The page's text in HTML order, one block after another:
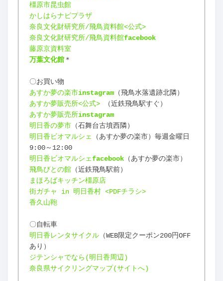
橿原市昆虫館
かしはらナビプラザ
奈良文化財研究所/飛鳥資料館<公式>
奈良文化財研究所/飛鳥資料館facebook
藤原京資料室
万葉文化館 ＊
〇お買い物
あすか夢の楽市instagram （飛鳥水落遺跡北隣）
あすか夢販売所<公式> （近鉄飛鳥駅すぐ）
あすか夢販売所instagram
明日香の夢市 （石舞台古墳西隣）
明日香ビオマルシェ
（あすか夢の楽市）毎週金曜日
9:00～12:00
明日香ビオマルシェfacebook （あすか夢の楽市）
飛鳥びとの館 （近鉄飛鳥駅前）
まほろばキッチン橿原店
街ガチャ in 明日香村 <PDFチラシ>
香久山鞄
〇自転車
明日香レンタサイクル （WEB限定クーポン200円OFF
あり）
ジテンシャでなら(明日香周辺)
奈良県サイクリングマップ(サイトへ)